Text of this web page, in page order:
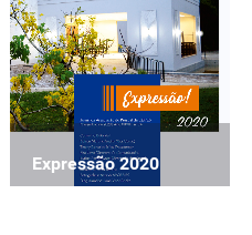
Expressão 2020